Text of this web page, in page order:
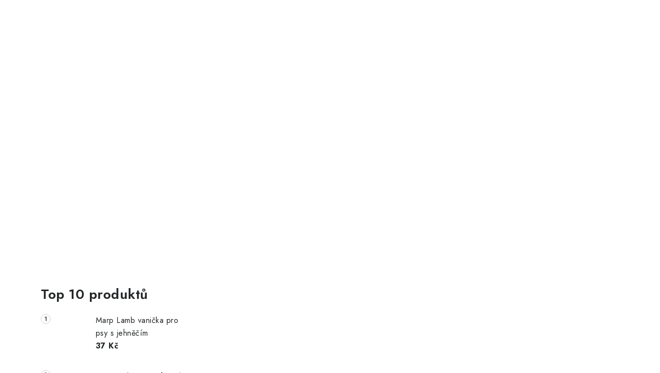
Top 10 produktů
Marp Lamb vanička pro
psy s jehněčím
37 Kč